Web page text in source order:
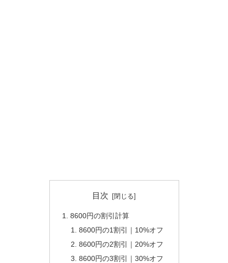
目次
8600円の割引計算
8600円の1割引｜10%オフ
8600円の2割引｜20%オフ
8600円の3割引｜30%オフ